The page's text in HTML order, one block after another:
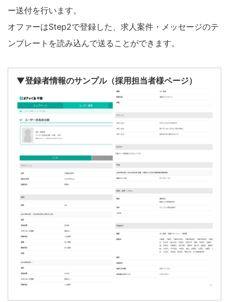
ー送付を行います。
オファーはStep2で登録した、求人案件・メッセージのテ
ンプレートを読み込んで送ることができます。
▼登録者情報のサンプル（採用担当者様ページ）